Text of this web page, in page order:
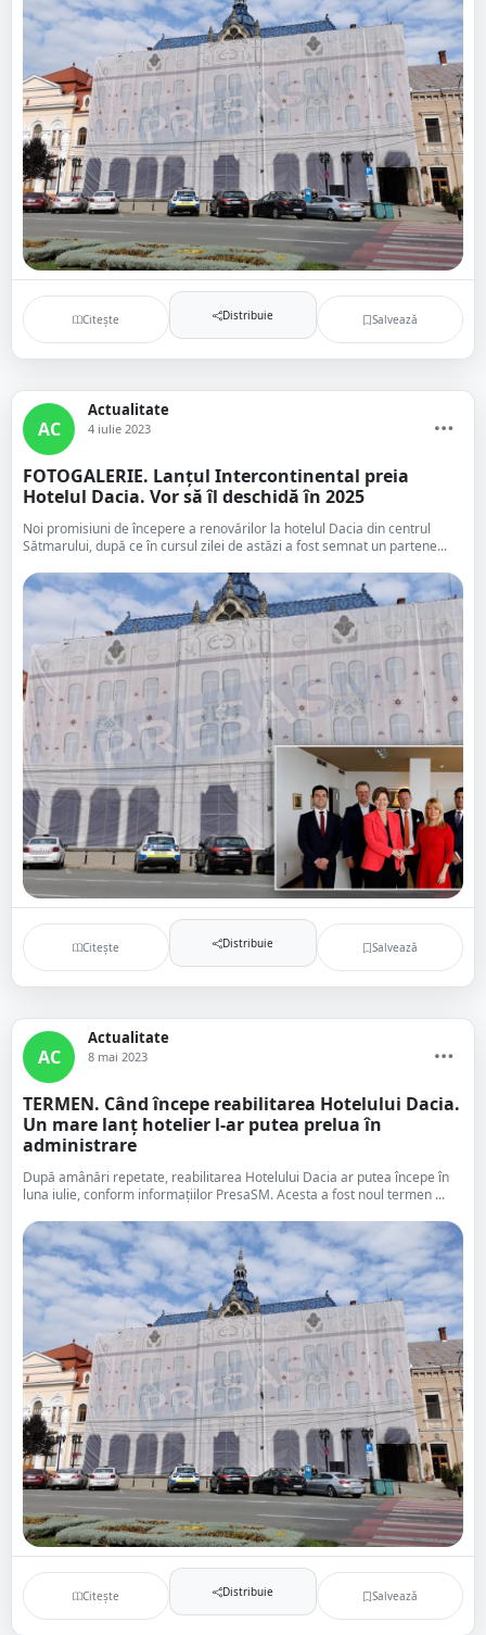
Citește Distribuie Salvează
AC
Actualitate
4 iulie 2023
FOTOGALERIE. Lanțul Intercontinental preia
Hotelul Dacia. Vor să îl deschidă în 2025
Noi promisiuni de începere a renovărilor la hotelul Dacia din centrul
Sătmarului, după ce în cursul zilei de astăzi a fost semnat un partene...
Citește Distribuie Salvează
AC
Actualitate
8 mai 2023
TERMEN. Când începe reabilitarea Hotelului Dacia.
Un mare lanț hotelier l-ar putea prelua în
administrare
După amânări repetate, reabilitarea Hotelului Dacia ar putea începe în
luna iulie, conform informațiilor PresaSM. Acesta a fost noul termen ...
Citește Distribuie Salvează